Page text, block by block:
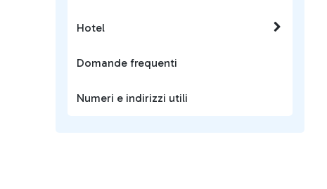
Hotel
Domande frequenti
Numeri e indirizzi utili